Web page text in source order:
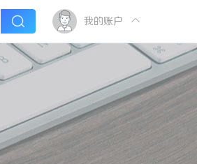
我的账户